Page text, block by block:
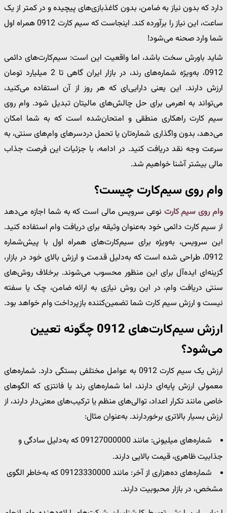
دارد که بدون نیاز به ضامن، بدون کاغذبازی‌های پیچیده و در کمتر از یک
ساعت، این نیاز را برآورده کند. اینجاست که سیم‌ کارت 0912 همراه اول
شما وارد صحنه می‌شود!
شاید باورش سخت باشد، اما واقعیت این است: سیم‌کارت‌های دائمی
0912، به‌ویژه شماره‌های رند، در بازار ایران گاهی تا 2 میلیارد تومان
ارزش دارند. این یعنی دارایی‌ای که هر روز از آن استفاده می‌کنید،
می‌تواند به اهرمی برای حل چالش‌های مالیتان تبدیل شود. وام روی
سیم‌ کارت راهکاری منطقی و امتحان‌شده است که به شما امکان
می‌دهد، بدون واگذاری شماره‌تان یا تحمل دردسرهای وام‌های سنتی، به
سرعت وجه نقد دریافت کنید. در ادامه، با جزئیات این فرصت جذاب
مالی بیشتر آشنا خواهیم شد.
وام روی سیم‌کارت چیست؟
وام روی سیم‌ کارت نوعی سرویس مالی است که به شما اجازه می‌دهد
از سیم‌ کارت دائمی خود به‌عنوان وثیقه برای دریافت وام استفاده کنید.
این سرویس، به‌ویژه برای سیم‌کارت‌های همراه اول با پیش‌شماره
0912، طراحی شده است که به‌دلیل قدمت و ارزش بالای خود در بازار،
گزینه‌ای ایده‌آل برای این منظور محسوب می‌شوند. برخلاف روش‌های
سنتی دریافت وام، در این روش نیازی به ارائه ضامن، چک یا سفته
نیست و ارزش سیم‌ کارت شما تضمین‌کننده بازپرداخت وام خواهد بود.
ارزش سیم‌کارت‌های 0912 چگونه تعیین
می‌شود؟
ارزش یک سیم‌ کارت 0912 به عوامل مختلفی بستگی دارد. شماره‌های
معمولی ارزش پایه‌ای دارند، اما شماره‌های رند یا فانتزی که الگوهای
خاصی مانند تکرار اعداد، توالی‌های منظم یا ترکیب‌های معنی‌دار دارند، از
ارزش بسیار بالاتری برخوردارند. به‌عنوان مثال:
شماره‌های میلیونی: مانند 09127000000 که به‌دلیل سادگی و
جذابیت ظاهری، قیمت بالایی دارند.
شماره‌های ده‌هزاری از آخر: مانند 09123330000 که به‌خاطر الگوی
مشخص، در بازار محبوبیت دارند.